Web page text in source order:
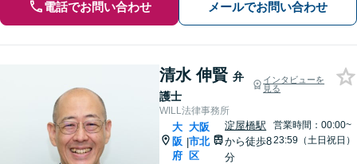
電話でお問い合わせ メールでお問い合わせ
清水 伸賢 弁
護士
インタビューを
見る
WILL法律事務所
大
阪
府
|
大阪
市北
区
淀屋橋駅
から徒歩8
分
営業時間：00:00~
23:59（土日祝日）